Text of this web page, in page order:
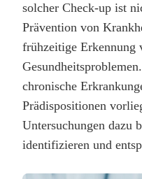
solcher Check-up ist
Prävention von
frühzeitige Erkennung
chronische
Prädispositionen
Untersuchungen dazu
identifizieren und